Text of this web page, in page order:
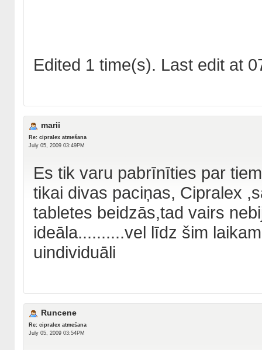
Edited 1 time(s). Last edit at
marii
Re: cipralex atmešana
July 05, 2009 03:49PM
Es tik varu pabrīnīties par
tikai divas paciņas, Cipralex
tabletes beidzās,tad vairs
ideāla..........vel līdz šim
uindividuāli
Runcene
Re: cipralex atmešana
July 05, 2009 03:54PM